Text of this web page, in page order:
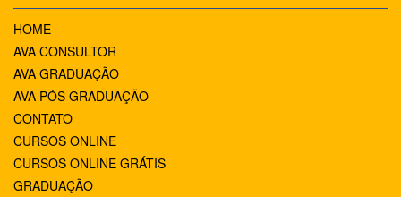
HOME
AVA CONSULTOR
AVA GRADUAÇÃO
AVA PÓS GRADUAÇÃO
CONTATO
CURSOS ONLINE
CURSOS ONLINE GRÁTIS
GRADUAÇÃO